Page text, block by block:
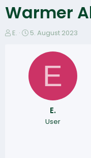
Warmer
E
E.
E
t
l
5. August 2023
E
E.
User